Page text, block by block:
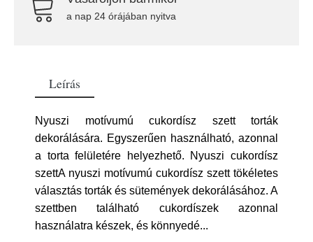
a nap 24 órájában nyitva
Leírás
Nyuszi motívumú cukordísz szett torták
dekorálására. Egyszerűen használható, azonnal
a torta felületére helyezhető. Nyuszi cukordísz
szettA nyuszi motívumú cukordísz szett tökéletes
választás torták és sütemények dekorálásához. A
szettben található cukordíszek azonnal
használatra készek, és könnyedé...